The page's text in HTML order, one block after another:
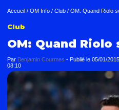
Accueil / OM Info / Club / OM: Quand Riolo
Club
OM: Quand Riolo
Par Benjamin Courmes - Publié le 05/01/
08:10